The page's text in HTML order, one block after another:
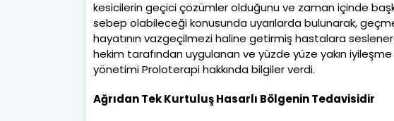
kesicilerin geçici çözümler olduğunu ve zaman içinde
sebep olabileceği konusunda uyarılarda bulunarak,
hayatının vazgeçilmezi haline getirmiş hastalara
hekim tarafından uygulanan ve yüzde yüze yakın
yönetimi Proloterapi hakkında bilgiler verdi.
Ağrıdan Tek Kurtuluş Hasarlı Bölgenin Tedavisidir